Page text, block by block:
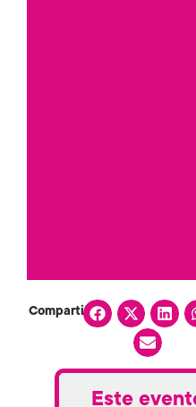
Compartir:
Este